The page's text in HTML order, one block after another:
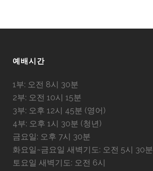
예배시간
1부: 오전 8시 30분
2부: 오전 10시 15분
3부: 오후 12시 45분 (영어)
4부: 오후 1시 30분 (청년)
금요일: 오후 7시 30분
화요일~금요일 새벽기도: 오전 5시 30분
토요일 새벽기도: 오전 6시